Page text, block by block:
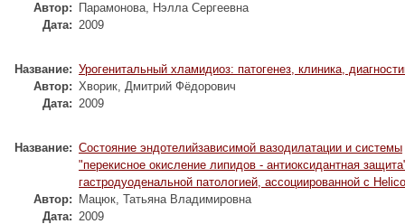
Автор:
Парамонова, Нэлла Сергеевна
Дата: 2009
Название: Урогенитальный хламидиоз: патогенез, клиника,
Автор: Хворик, Дмитрий Фёдорович
Дата: 2009
Название: Состояние эндотелийзависимой вазодилатации и системы
"перекисное окисление липидов - антиоксидантная
гастродуоденальной патологией, ассоциированной с
Автор:
Мацюк, Татьяна Владимировна
Дата: 2009